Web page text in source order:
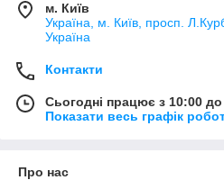
м. Київ
Україна, м. Київ, просп.
Україна
Контакти
Сьогодні працює з 10:00
Показати весь графік
Про нас